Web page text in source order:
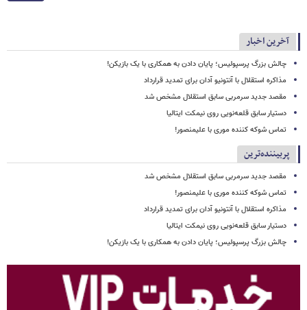
آخرین اخبار
چالش بزرگ پرسپولیس؛ پایان دادن به همکاری با یک بازیکن!
مذاکره استقلال با آنتونیو آدان برای تمدید قرارداد
مقصد جدید سرمربی سابق استقلال مشخص شد
دستیار سابق قلعه‌نویی روی نیمکت ایتالیا
تماس شوکه کننده موری با علیمنصور!
پربیننده‌ترین
مقصد جدید سرمربی سابق استقلال مشخص شد
تماس شوکه کننده موری با علیمنصور!
مذاکره استقلال با آنتونیو آدان برای تمدید قرارداد
دستیار سابق قلعه‌نویی روی نیمکت ایتالیا
چالش بزرگ پرسپولیس؛ پایان دادن به همکاری با یک بازیکن!